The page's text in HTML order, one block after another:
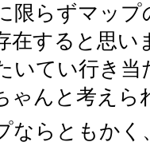
限らずマップ
在すると思い
いてい行き
ゃんと考え
ならともかく